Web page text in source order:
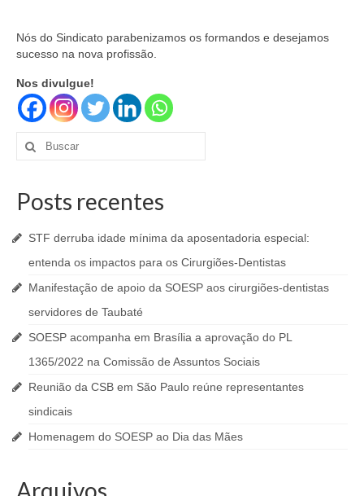
Nós do Sindicato parabenizamos os formandos e desejamos
sucesso na nova profissão.
Nos divulgue!
Buscar
por:
Posts recentes
STF derruba idade mínima da aposentadoria especial:
entenda os impactos para os Cirurgiões-Dentistas
Manifestação de apoio da SOESP aos cirurgiões-dentistas
servidores de Taubaté
SOESP acompanha em Brasília a aprovação do PL
1365/2022 na Comissão de Assuntos Sociais
Reunião da CSB em São Paulo reúne representantes
sindicais
Homenagem do SOESP ao Dia das Mães